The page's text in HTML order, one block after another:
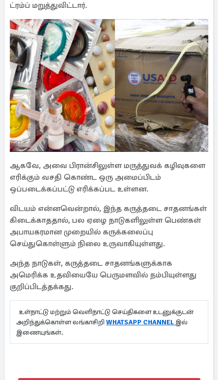
ட்ரம்ப் மறுத்துவிட்டார்.
ஆகவே, அவை பிரான்சிலுள்ள மருத்துவக் கழிவுகளை
எரிக்கும் வசதி கொண்ட ஒரு அமைப்பிடம்
ஒப்படைக்கப்பட்டு எரிக்கப்பட உள்ளன.
விடயம் என்னவென்றால், இந்த கருத்தடை சாதனங்கள்
கிடைக்காததால், பல ஏழை நாடுகளிலுள்ள பெண்கள்
அபாயகரமான முறையில் கருக்கலைப்பு
செய்துகொள்ளும் நிலை உருவாகியுள்ளது.
அந்த நாடுகள், கருத்தடை சாதனங்களுக்காக
அமெரிக்க உதவியையே பெருமளவில் நம்பியுள்ளது
குறிப்பிடத்தக்கது.
உள்நாட்டு மற்றும் வெளிநாட்டு செய்திகளை உடனுக்குடன்
அறிந்துக்கொள்ள லங்காசிறி WHATSAPP CHANNEL இல்
இணையுங்கள்.